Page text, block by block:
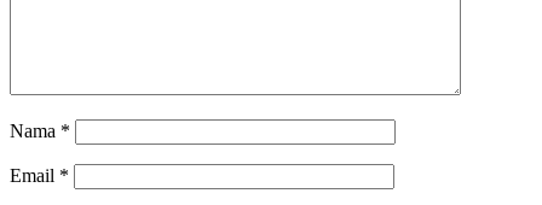
Nama *
Email *